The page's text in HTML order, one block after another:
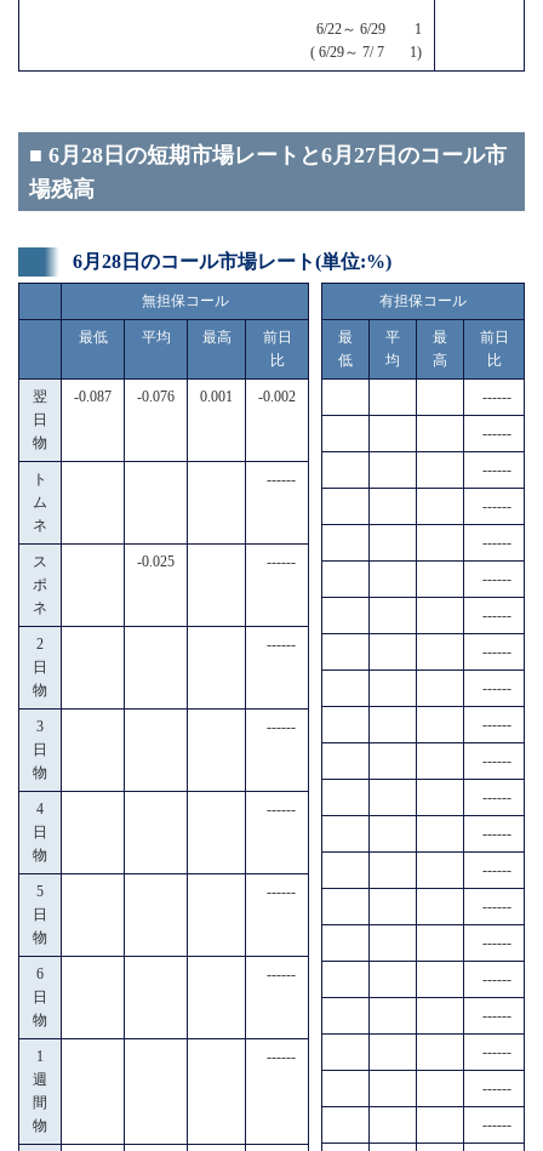
6/22～ 6/29 1
( 6/29～ 7/ 7 1)
■ 6月28日の短期市場レートと6月27日のコール市
場残高
6月28日のコール市場レート(単位:%)
無担保コール
最低 平均 最高
前日
比
翌
日
物
-0.087 -0.076 0.001 -0.002
ト
ム
ネ
------
ス
ポ
ネ
-0.025 ------
2
日
物
------
3
日
物
------
4
日
物
------
5
日
物
------
6
日
物
------
1
週
間
物
------
有担保コール
最
低
平
均
最
高
前日
比
------
------
------
------
------
------
------
------
------
------
------
------
------
------
------
------
------
------
------
------
------